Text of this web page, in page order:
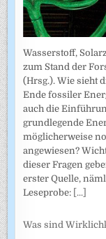
Wasserstoff,
zum Stand der
(Hrsg.). Wie sieht
Ende fossiler
auch die
grundlegende
möglicherweise
angewiesen?
dieser Fragen
erster Quelle,
Leseprobe: [...]
Was sind